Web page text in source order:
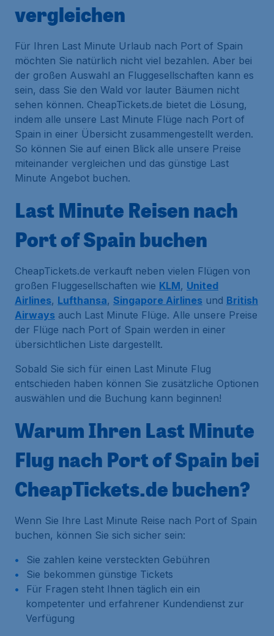
vergleichen
Für Ihren Last Minute Urlaub nach Port of Spain
möchten Sie natürlich nicht viel bezahlen. Aber bei
der großen Auswahl an Fluggesellschaften kann es
sein, dass Sie den Wald vor lauter Bäumen nicht
sehen können. CheapTickets.de bietet die Lösung,
indem alle unsere Last Minute Flüge nach Port of
Spain in einer Übersicht zusammengestellt werden.
So können Sie auf einen Blick alle unsere Preise
miteinander vergleichen und das günstige Last
Minute Angebot buchen.
Last Minute Reisen nach
Port of Spain buchen
CheapTickets.de verkauft neben vielen Flügen von
großen Fluggesellschaften wie KLM, United
Airlines, Lufthansa, Singapore Airlines und British
Airways auch Last Minute Flüge. Alle unsere Preise
der Flüge nach Port of Spain werden in einer
übersichtlichen Liste dargestellt.
Sobald Sie sich für einen Last Minute Flug
entschieden haben können Sie zusätzliche Optionen
auswählen und die Buchung kann beginnen!
Warum Ihren Last Minute
Flug nach Port of Spain bei
CheapTickets.de buchen?
Wenn Sie Ihre Last Minute Reise nach Port of Spain
buchen, können Sie sich sicher sein:
Sie zahlen keine versteckten Gebühren
Sie bekommen günstige Tickets
Für Fragen steht Ihnen täglich ein ein
kompetenter und erfahrener Kundendienst zur
Verfügung